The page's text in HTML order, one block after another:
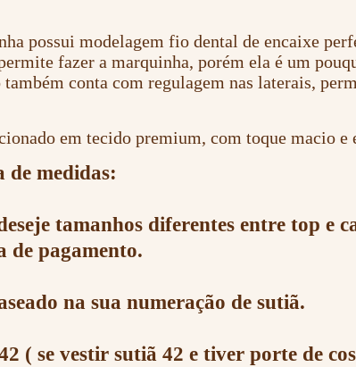
possui modelagem fio dental de encaixe
fazer a marquinha, porém ela é um
também conta com regulagem nas laterais,
em tecido premium, com toque macio e
de medidas:
tamanhos diferentes entre top e
de pagamento.
na sua numeração de sutiã.
( se vestir sutiã 42 e tiver porte de